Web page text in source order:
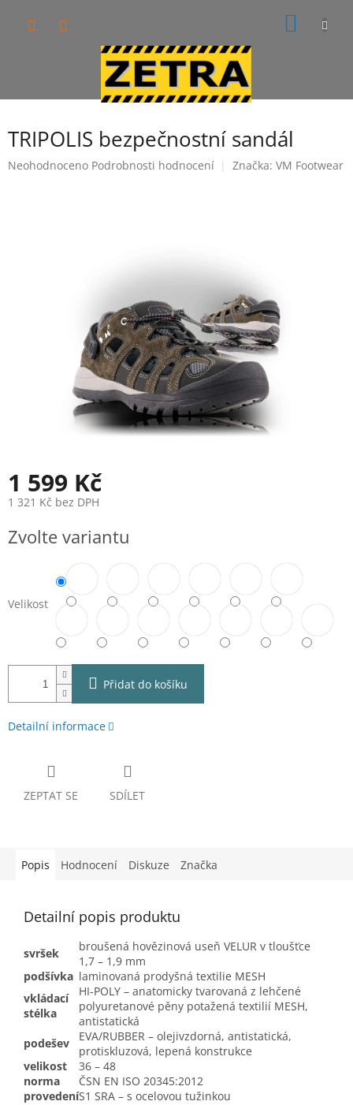
TRIPOLIS bezpečnostní sandál
Průměrné
Neohodnoceno Podrobnosti hodnocení Značka: VM Footwear
1 599 Kč
1 321 Kč bez DPH
cena:
Zvolte variantu
Velikost
Přidat do košíku
Detailní informace
ZEPTAT SE SDÍLET
Popis Hodnocení Diskuze Značka
Detailní popis produktu
svršek
broušená hovězinová useň VELUR v tloušťce
1,7 – 1,9 mm
podšívka laminovaná prodyšná textilie MESH
vkládací
stélka
HI-POLY – anatomicky tvarovaná z lehčené
polyuretanové pěny potažená textilií MESH,
antistatická
podešev
EVA/RUBBER – olejivzdorná, antistatická,
protiskluzová, lepená konstrukce
velikost
36 – 48
norma
ČSN EN ISO 20345:2012
provedeníS1 SRA – s ocelovou tužinkou